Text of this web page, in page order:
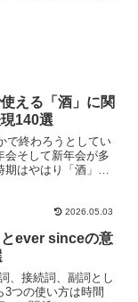
える「酒」に関
140選
で終わろうとしてい
会そして新年会が多
期はやはり「酒」を
きました。また、祝
2026.05.03
ever sinceの意
、接続詞、副詞とし
3つの使い方は時間